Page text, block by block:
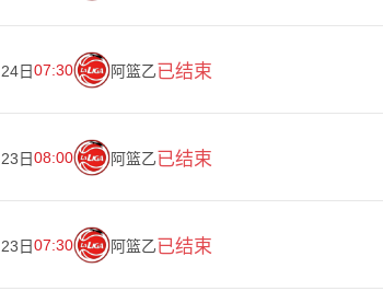
日07:30 阿篮乙已结束
日08:00 阿篮乙已结束
日07:30 阿篮乙已结束